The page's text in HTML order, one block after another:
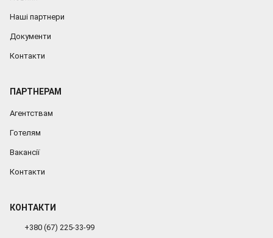
Наші партнери
Документи
Контакти
ПАРТНЕРАМ
Агентствам
Готелям
Вакансії
Контакти
КОНТАКТИ
+380 (67) 225-33-99